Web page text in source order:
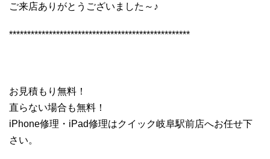
ご来店ありがとうございました～♪
**************************************************
お見積もり無料！
直らない場合も無料！
iPhone修理・iPad修理はクイック岐阜駅前店へお任せ下
さい。